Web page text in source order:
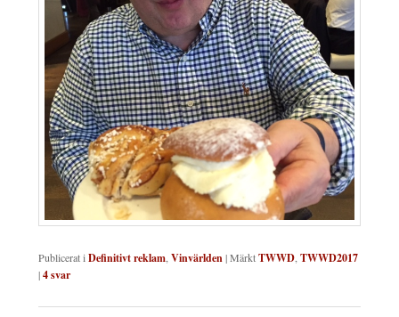
Publicerat i Definitivt reklam Vinvärlden|MärktTWWD TWWD2017
|4svar